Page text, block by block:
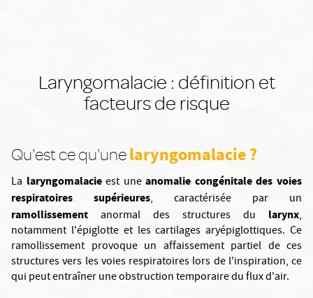
Laryngomalacie : définition et
facteurs de risque
Qu'est ce qu'unelaryngomalacie ?
La laryngomalacieest uneanomalie congénitale des voies
respiratoires supérieures, caractérisée par un
ramollissement anormal des structures du larynx,
notamment l'épiglotte et les cartilages aryépiglottiques. Ce
ramollissement provoque un affaissement partiel de ces
structures vers les voies respiratoires lors de l'inspiration, ce
qui peut entraîner une obstruction temporaire du flux d'air.